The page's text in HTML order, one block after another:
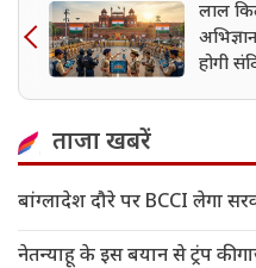
लाल
होगी
ताजा खबरें
बांग्लादेश दौरे पर BCCI लेगा
नेतन्याहू के इस बयान से ट्रंप की